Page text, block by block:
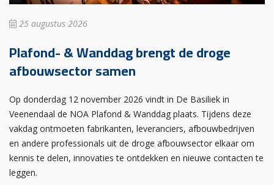
25 augustus 2026
Plafond- & Wanddag brengt de droge
afbouwsector samen
Op donderdag 12 november 2026 vindt in De Basiliek in
Veenendaal de NOA Plafond & Wanddag plaats. Tijdens deze
vakdag ontmoeten fabrikanten, leveranciers, afbouwbedrijven
en andere professionals uit de droge afbouwsector elkaar om
kennis te delen, innovaties te ontdekken en nieuwe contacten te
leggen.